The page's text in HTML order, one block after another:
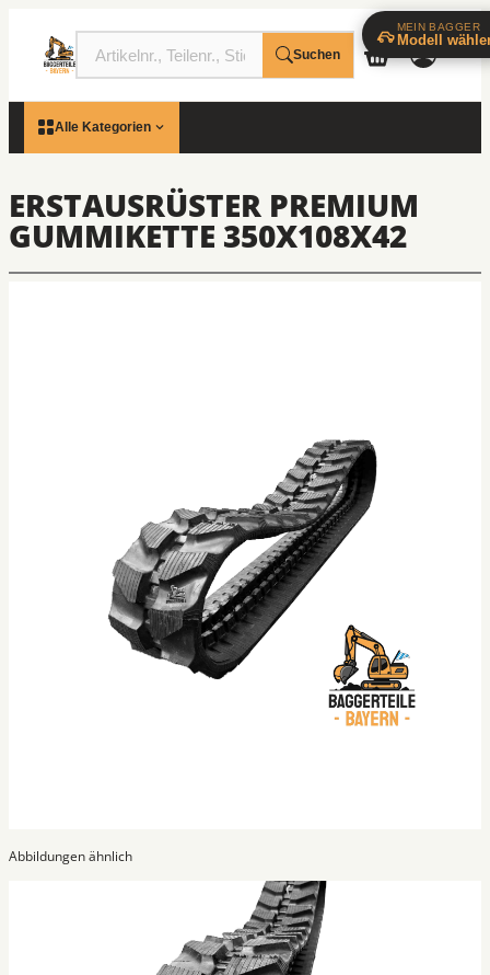
Suchen
Alle Kategorien
ERSTAUSRÜSTER PREMIUM
GUMMIKETTE 350X108X42
Abbildungen ähnlich
MEIN BAGGER
Modell